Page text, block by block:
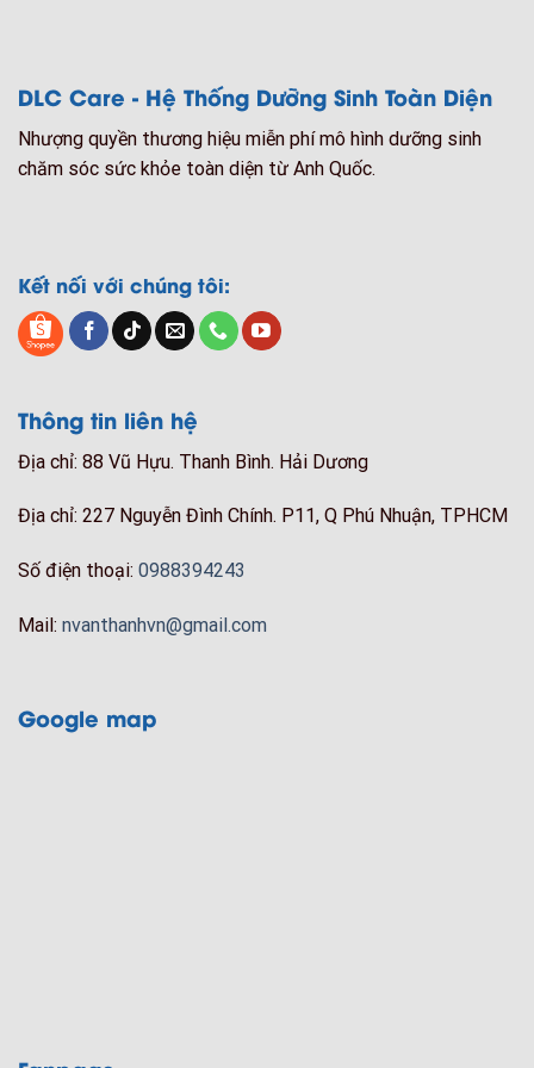
DLC Care - Hệ Thống Dưỡng Sinh Toàn Diện
Nhượng quyền thương hiệu miễn phí mô hình dưỡng sinh
chăm sóc sức khỏe toàn diện từ Anh Quốc.
Kết nối với chúng tôi:
Thông tin liên hệ
Địa chỉ: 88 Vũ Hựu. Thanh Bình. Hải Dương
Địa chỉ: 227 Nguyễn Đình Chính. P11, Q Phú Nhuận, TPHCM
Số điện thoại: 0988394243
Mail: nvanthanhvn@gmail.com
Google map